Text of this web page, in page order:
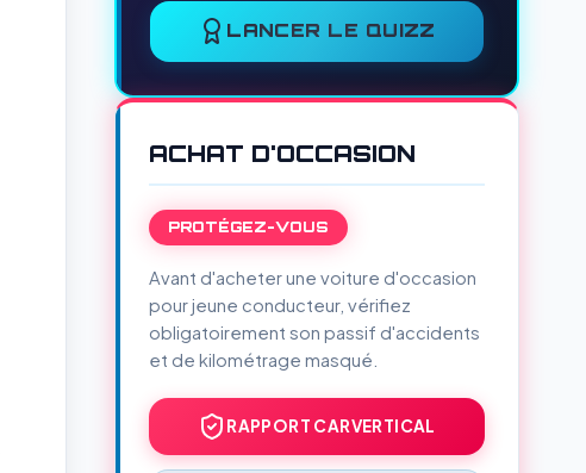
LANCER LE QUIZZ
ACHAT D'OCCASION
PROTÉGEZ-VOUS
Avant d'acheter une voiture d'occasion
pour jeune conducteur, vérifiez
obligatoirement son passif d'accidents
et de kilométrage masqué.
RAPPORT CARVERTICAL